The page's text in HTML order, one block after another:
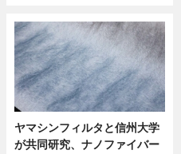
ヤマシンフィルタと信州大学
が共同研究、ナノファイバー